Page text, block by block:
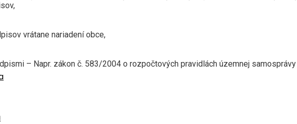
vrátane nariadení obce,
– Napr. zákon č. 583/2004 o rozpočtových pravidlách územnej